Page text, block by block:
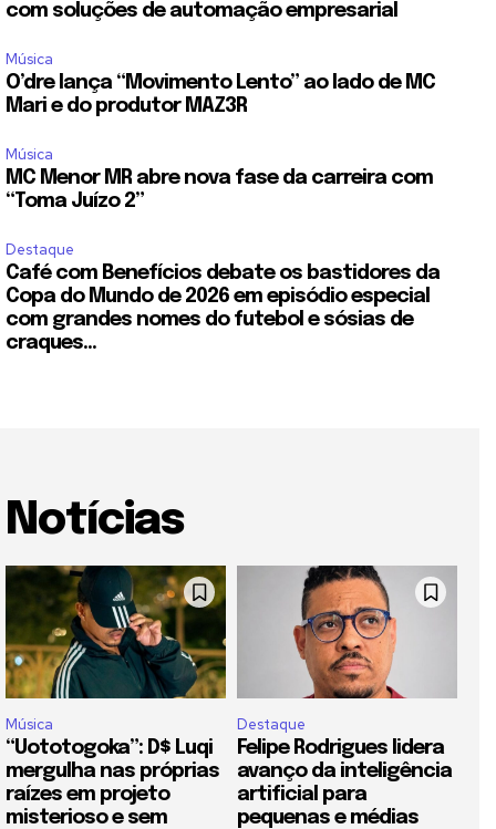
com soluções de automação empresarial
Música
O’dre lança “Movimento Lento” ao lado de MC
Mari e do produtor MAZ3R
Música
MC Menor MR abre nova fase da carreira com
“Toma Juízo 2”
Destaque
Café com Benefícios debate os bastidores da
Copa do Mundo de 2026 em episódio especial
com grandes nomes do futebol e sósias de
craques...
Notícias
Música
“Uototogoka”: D$ Luqi
mergulha nas próprias
raízes em projeto
misterioso e sem
Destaque
Felipe Rodrigues lidera
avanço da inteligência
artificial para
pequenas e médias